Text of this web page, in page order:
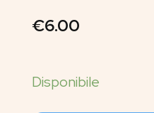
€6.00